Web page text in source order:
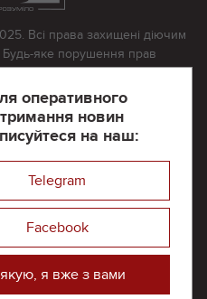
оперативного
новин
на наш:
Telegram
Facebook
я вже з вами
Всі права захищені діючим
Будь-яке порушення прав
Будь-яке відтворення
дозволу редакції.
усіх матеріалів, розміщених
містять посилання на інші
видання, несе редакційна
на сайті
та підтримується